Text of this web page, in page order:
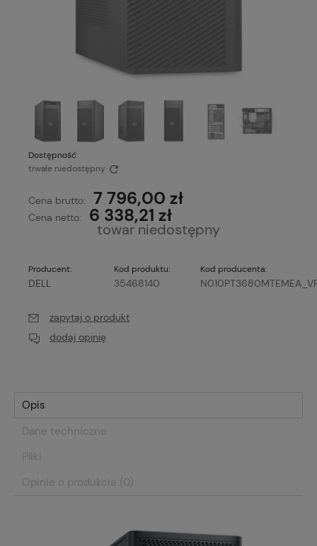
Dostępność:
trwale niedostępny
Cena brutto: 7 796,00 zł
Cena netto: 6 338,21 zł
towar niedostępny
Producent:
DELL
Kod produktu:
35468140
Kod producenta:
zapytaj o produkt
dodaj opinię
Opis
Dane techniczne
Pliki
Opinie o produkcie (0)